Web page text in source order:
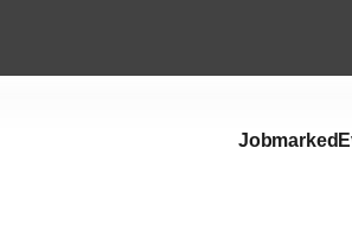
Jobmarked